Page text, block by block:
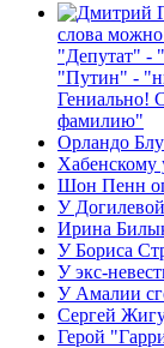
слова можно
"Депутат" -
"Путин" -
Гениально!
фамилию"
Орландо
Хабенскому
Шон Пенн
У
Ирина
У Бориса
У экс-
У Амалии
Сергей
Герой